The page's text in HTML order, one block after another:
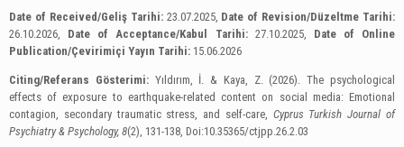
Date of Received/Geliş Tarihi: 23.07.2025, Date of Revision/Düzeltme Tarihi:
26.10.2026, Date of Acceptance/Kabul Tarihi: 27.10.2025, Date of Online
Publication/Çevirimiçi Yayın Tarihi: 15.06.2026
Citing/Referans Gösterimi:Yıldırım, İ. & Kaya, Z. (2026). The psychological
effects of exposure to earthquake-related content on social media: Emotional
contagion, secondary traumatic stress, and self-care, Cyprus Turkish Journal of
Psychiatry & Psychology, 8(2), 131-138, Doi:10.35365/ctjpp.26.2.03